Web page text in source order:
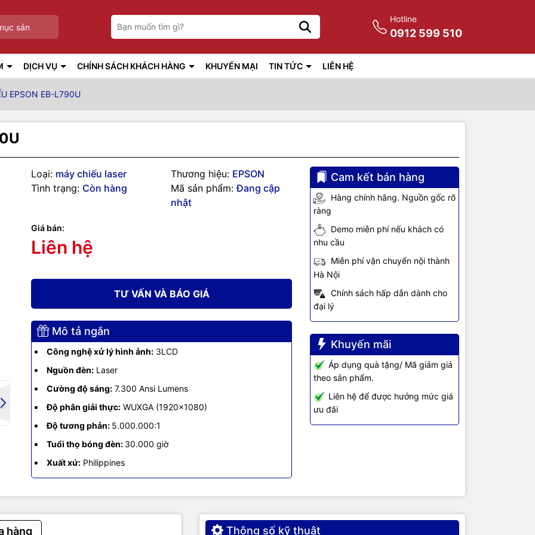
sản
Hotline
0912 599 510
DỊCH VỤ CHÍNH SÁCH KHÁCH HÀNG KHUYẾN MẠI TIN TỨC LIÊN HỆ
EPSON EB-L790U
Loại: máy chiếu laser Thương hiệu: EPSON
Tình trạng: Còn hàng Mã sản phẩm: Đang cập
nhật
Giá bán:
Liên hệ
TƯ VẤN VÀ BÁO GIÁ
Mô tả ngắn
Công nghệ xử lý hình ảnh: 3LCD
Nguồn đèn: Laser
Cường độ sáng: 7.300 Ansi Lumens
Độ phân giải thực: WUXGA (1920x1080)
Độ tương phản: 5.000.000:1
Tuổi thọ bóng đèn: 30.000 giờ
Xuất xứ: Philippines
Cam kết bán hàng
Hàng chính hãng. Nguồn gốc rõ
ràng
Demo miễn phí nếu khách có
nhu cầu
Miễn phí vận chuyển nội thành
Hà Nội
Chính sách hấp dẫn dành cho
đại lý
Khuyến mãi
Áp dụng quà tặng/ Mã giảm giá
theo sản phẩm.
Liên hệ để được hưởng mức giá
ưu đãi
hàng Thông số kỹ thuật
số kỹ thuật
EB-L790U
Công nghệ 3LCD
Laser
7.300 Ansi Lumens
giải thực WUXGA (1920 x 1080)
5.000.000:1
bóng đèn 30.000 giờ (ECO)
chiếu 50 - 500 inches